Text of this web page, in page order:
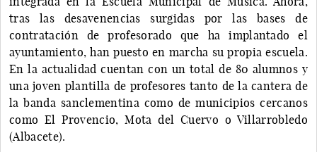
tras las desavenencias surgidas por las bases de
contratación de profesorado que ha implantado el
ayuntamiento, han puesto en marcha su propia escuela.
En la actualidad cuentan con un total de 80 alumnos y
una joven plantilla de profesores tanto de la cantera de
la banda sanclementina como de municipios cercanos
como El Provencio, Mota del Cuervo o Villarrobledo
(Albacete).